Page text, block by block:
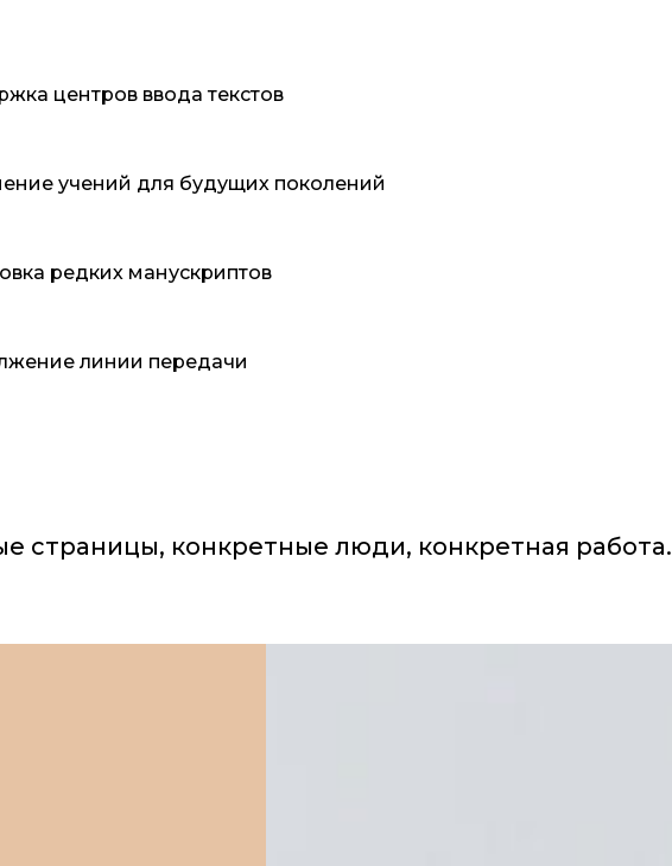
центров ввода текстов
учений для будущих поколений
редких манускриптов
линии передачи
страницы, конкретные люди, конкретная работа.